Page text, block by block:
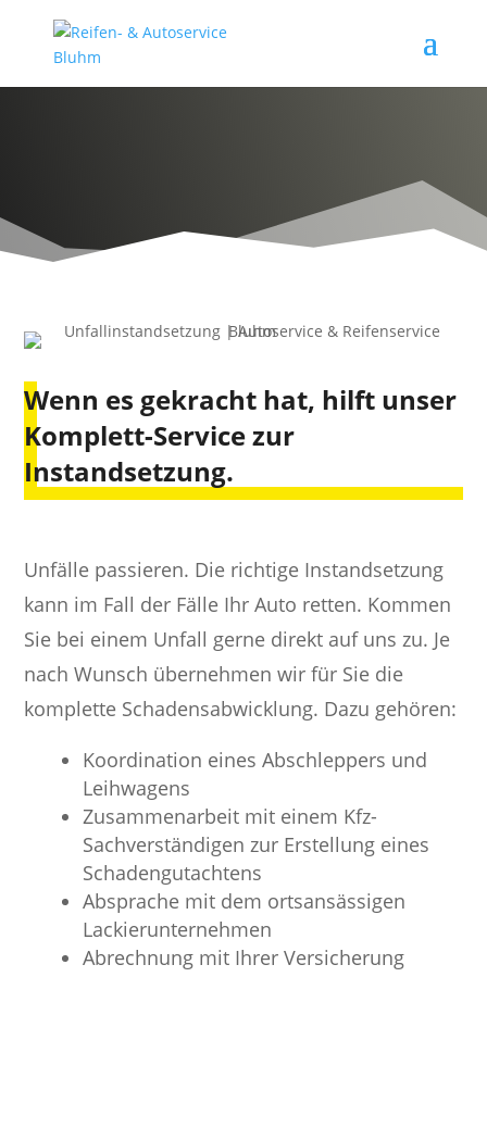
Wenn es gekracht hat, hilft unser
Komplett-Service zur
Instandsetzung.
Unfälle passieren. Die richtige Instandsetzung
kann im Fall der Fälle Ihr Auto retten. Kommen
Sie bei einem Unfall gerne direkt auf uns zu. Je
nach Wunsch übernehmen wir für Sie die
komplette Schadensabwicklung. Dazu gehören:
Koordination eines Abschleppers und
Leihwagens
Zusammenarbeit mit einem Kfz-
Sachverständigen zur Erstellung eines
Schadengutachtens
Absprache mit dem ortsansässigen
Lackierunternehmen
Abrechnung mit Ihrer Versicherung